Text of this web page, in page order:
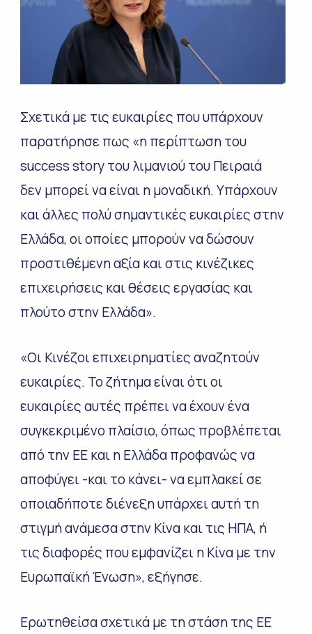
Σχετικά με τις ευκαιρίες που υπάρχουν
παρατήρησε πως «η περίπτωση του
success story του λιμανιού του Πειραιά
δεν μπορεί να είναι η μοναδική. Υπάρχουν
και άλλες πολύ σημαντικές ευκαιρίες στην
Ελλάδα, οι οποίες μπορούν να δώσουν
προστιθέμενη αξία και στις κινέζικες
επιχειρήσεις και θέσεις εργασίας και
πλούτο στην Ελλάδα».
«Οι Κινέζοι επιχειρηματίες αναζητούν
ευκαιρίες. Το ζήτημα είναι ότι οι
ευκαιρίες αυτές πρέπει να έχουν ένα
συγκεκριμένο πλαίσιο, όπως προβλέπεται
από την ΕΕ και η Ελλάδα προφανώς να
αποφύγει -και το κάνει- να εμπλακεί σε
οποιαδήποτε διένεξη υπάρχει αυτή τη
στιγμή ανάμεσα στην Κίνα και τις ΗΠΑ, ή
τις διαφορές που εμφανίζει η Κίνα με την
Ευρωπαϊκή Ένωση», εξήγησε.
Ερωτηθείσα σχετικά με τη στάση της ΕΕ